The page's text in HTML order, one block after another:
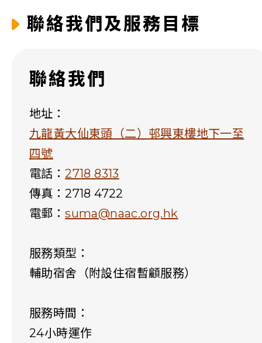
聯絡我們及服務目標
聯絡我們
地址：
九龍黃大仙東頭（二）邨興東樓地下一至
四號
電話： 2718 8313
傳真：2718 4722
電郵：suma@naac.org.hk
服務類型：
輔助宿舍（附設住宿暫顧服務）
服務時間：
24小時運作